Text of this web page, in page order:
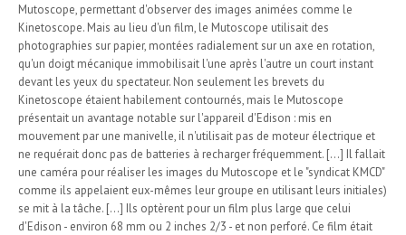
Mutoscope, permettant d'observer des images animées comme le
Kinetoscope. Mais au lieu d'un film, le Mutoscope utilisait des
photographies sur papier, montées radialement sur un axe en rotation,
qu'un doigt mécanique immobilisait l'une après l'autre un court instant
devant les yeux du spectateur. Non seulement les brevets du
Kinetoscope étaient habilement contournés, mais le Mutoscope
présentait un avantage notable sur l'appareil d'Edison : mis en
mouvement par une manivelle, il n'utilisait pas de moteur électrique et
ne requérait donc pas de batteries à recharger fréquemment. [...] Il fallait
une caméra pour réaliser les images du Mutoscope et le "syndicat KMCD"
comme ils appelaient eux-mêmes leur groupe en utilisant leurs initiales)
se mit à la tâche. [...] Ils optèrent pour un film plus large que celui
d'Edison - environ 68 mm ou 2 inches 2/3 - et non perforé. Ce film était